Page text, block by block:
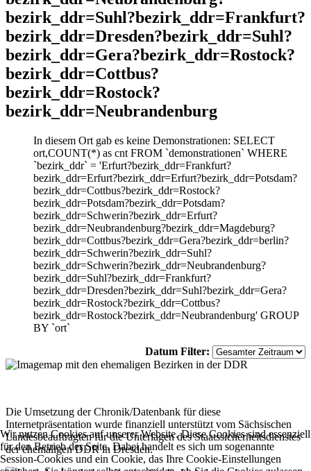
bezirk_ddr=Suhl?bezirk_ddr=Frankfurt?
bezirk_ddr=Dresden?bezirk_ddr=Suhl?
bezirk_ddr=Gera?bezirk_ddr=Rostock?
bezirk_ddr=Cottbus?
bezirk_ddr=Rostock?
bezirk_ddr=Neubrandenburg
In diesem Ort gab es keine Demonstrationen: SELECT
ort,COUNT(*) as cnt FROM `demonstrationen` WHERE
`bezirk_ddr` = 'Erfurt?bezirk_ddr=Frankfurt?
bezirk_ddr=Erfurt?bezirk_ddr=Erfurt?bezirk_ddr=Potsdam?
bezirk_ddr=Cottbus?bezirk_ddr=Rostock?
bezirk_ddr=Potsdam?bezirk_ddr=Potsdam?
bezirk_ddr=Schwerin?bezirk_ddr=Erfurt?
bezirk_ddr=Neubrandenburg?bezirk_ddr=Magdeburg?
bezirk_ddr=Cottbus?bezirk_ddr=Gera?bezirk_ddr=berlin?
bezirk_ddr=Schwerin?bezirk_ddr=Suhl?
bezirk_ddr=Schwerin?bezirk_ddr=Neubrandenburg?
bezirk_ddr=Suhl?bezirk_ddr=Frankfurt?
bezirk_ddr=Dresden?bezirk_ddr=Suhl?bezirk_ddr=Gera?
bezirk_ddr=Rostock?bezirk_ddr=Cottbus?
bezirk_ddr=Rostock?bezirk_ddr=Neubrandenburg' GROUP
BY `ort`
Datum Filter:
Die Umsetzung der Chronik/Datenbank für diese
Internetpräsentation wurde finanziell unterstützt vom Sächsischen
Landesbeauftragten für die Unterlagen des Staatssicherheitsdienstes
der ehemaligen DDR in Dresden.
Wir nutzen Cookies auf unserer Website. Diese Cookies sind essenziell
für den Betrieb der Seite. Dabei handelt es sich um sogenannte
Session-Cookies und ein Cookie, das Ihre Cookie-Einstellungen